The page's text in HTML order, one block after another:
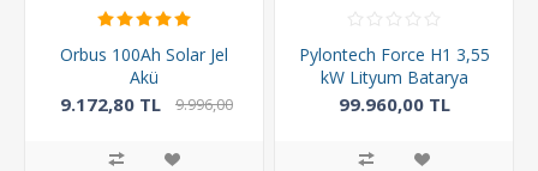
Orbus 100Ah Solar Jel
Akü
9.172,80 TL
9.996,00
Pylontech Force H1 3,55
kW Lityum Batarya
99.960,00 TL